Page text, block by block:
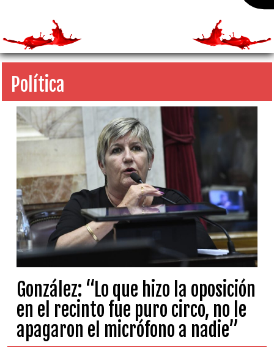
Política
González: “Lo que hizo la oposición
en el recinto fue puro circo, no le
apagaron el micrófono a nadie”